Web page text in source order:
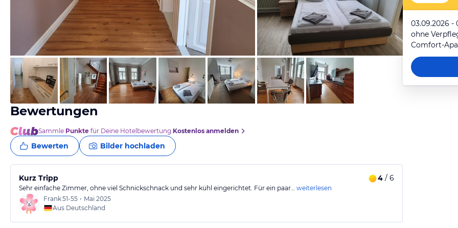
von Expedia von Expedia
03.09.2026 -
ohne
Comfort-
Bewertungen
Sammle Punkte für Deine Hotelbewertung.Kostenlos anmelden
Bewerten Bilder hochladen
Kurz Tripp 4 / 6
Sehr einfache Zimmer, ohne viel Schnickschnack und sehr kühl eingerichtet. Für ein paar… weiterlesen
Frank51-55 • Mai 2025
Aus Deutschland